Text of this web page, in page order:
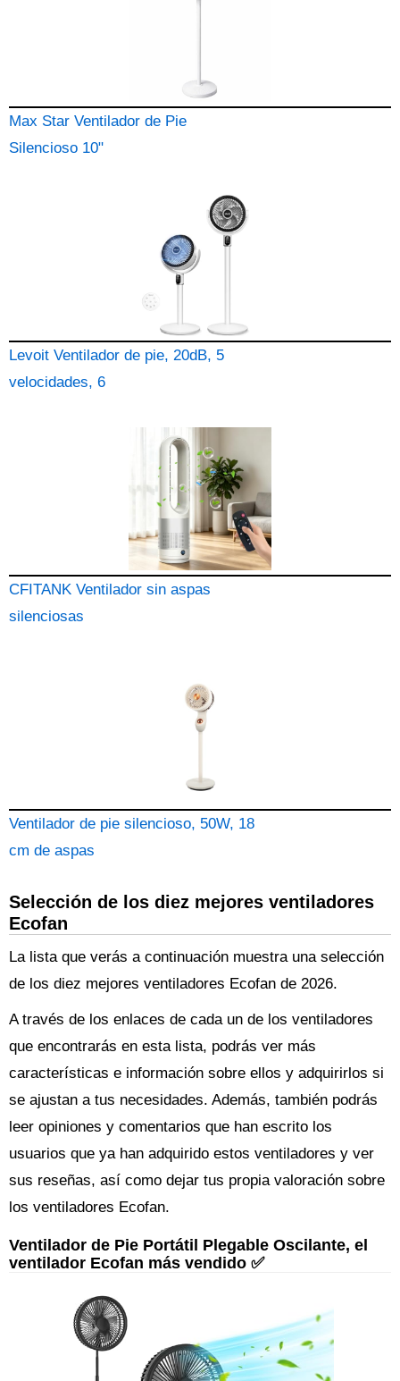
Max Star Ventilador de Pie
Silencioso 10"
Levoit Ventilador de pie, 20dB, 5
velocidades, 6
CFITANK Ventilador sin aspas
silenciosas
Ventilador de pie silencioso, 50W, 18
cm de aspas
Selección de los diez mejores ventiladores
Ecofan
La lista que verás a continuación muestra una selección
de los diez mejores ventiladores Ecofan de 2026.
A través de los enlaces de cada un de los ventiladores
que encontrarás en esta lista, podrás ver más
características e información sobre ellos y adquirirlos si
se ajustan a tus necesidades. Además, también podrás
leer opiniones y comentarios que han escrito los
usuarios que ya han adquirido estos ventiladores y ver
sus reseñas, así como dejar tus propia valoración sobre
los ventiladores Ecofan.
Ventilador de Pie Portátil Plegable Oscilante, el
ventilador Ecofan más vendido ✅